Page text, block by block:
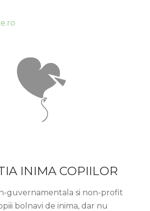
INIMA COPIILOR
guvernamentala si non-profit
bolnavi de inima, dar nu